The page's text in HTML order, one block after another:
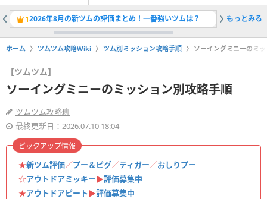
12026年8月の新ツムの評価まとめ！一番強いツムは？ 2サマー
もっとみる
ホーム ツムツム攻略Wiki ツム別ミッション攻略手順 ソーイングミニーのミ
【ツムツム】
ソーイングミニーのミッション別攻略手順
ツムツム攻略班
最終更新日：2026.07.10 18:04
★新ツム評価／プー＆ピグ／ティガー／おしりプー
☆アウトドアミッキー▶︎評価募集中
★アウトドアピート▶︎評価募集中
ピックアップ情報